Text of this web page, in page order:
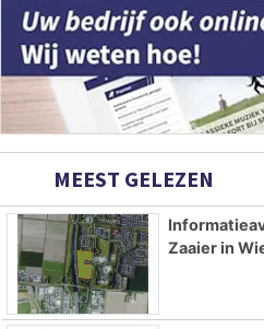
MEEST GELEZEN
Zaaier in